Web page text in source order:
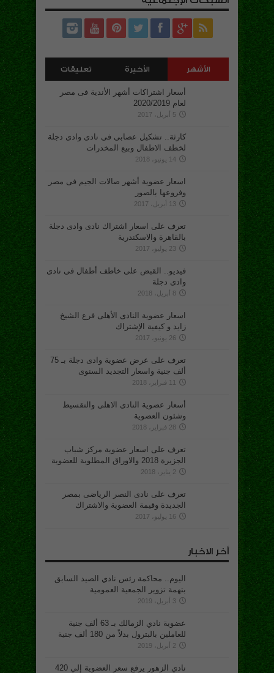
الأشهر الأخيرة تعليقات
أسعار اشتراكات أشهر الأندية فى مصر
لعام 2020/2019
5 أبريل، 2017
كارثة.. تشكيل عصابى فى نادى وادى دجلة
لخطف الاطفال وبيع المخدرات
14 يونيو، 2018
اسعار عضوية أشهر صالات الجيم فى مصر
وفروعها بالصور
13 أبريل، 2017
تعرف على اسعار اشتراك نادى وادى دجلة
بالقاهرة والاسكندرية
23 يوليو، 2017
فيديو.. القبض على خاطف أطفال فى نادى
وادى دجلة
8 أبريل، 2018
اسعار عضوية النادى الأهلى فرع الشيخ
زايد و كيفية الإشتراك
26 يونيو، 2017
تعرف على عرض عضوية وادى دجلة بـ 75
ألف جنية واسعار التجديد السنوى
11 فبراير، 2018
أسعار عضوية النادى الاهلى والتقسيط
وشئون العضوية
28 فبراير، 2018
تعرف على اسعار عضوية مركز شباب
الجزيرة 2018 والاوراق المطلوبة للعضوية
2 يناير، 2018
تعرف على نادى النصر الرياضى بمصر
الجديدة وقيمة العضوية والاشتراك
16 يوليو، 2017
أخر الاخبار
اليوم.. محاكمة رئس نادي الصيد السابق
بتهمة تزوير الجمعية العمومية
3 أبريل، 2019
عضوية نادي الزمالك بـ 63 ألف جنية
للعاملين بالبترول بدلاً من 180 ألف جنية
2 أبريل، 2019
نادي الزهور يرفع سعر العضوية إلي 420